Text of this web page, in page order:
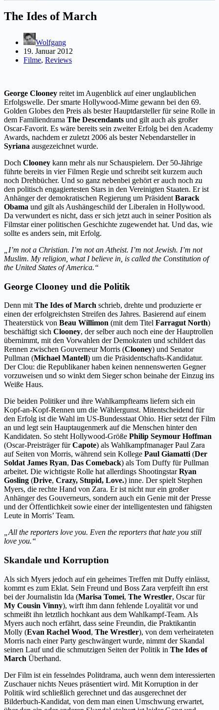
The Ides of March
Wolfgang
19. Januar 2012
Filme, Reviews
George Clooney reitet im Augenblick auf einer unglaublichen
Erfolgswelle. Der smarte Hollywood-Mime gewann bei den 69.
Golden Globes den Preis als bester Hauptdarsteller für seine Rolle in
dem Familiendrama The Descendants und gilt auch als großer
Oscar-Favorit. Es wäre bereits sein zweiter Erfolg bei den Academy
Awards, nachdem er zuletzt 2006 als bester Nebendarsteller in
Syriana ausgezeichnet wurde.
Doch Clooney kann mehr als nur Schauspielern. Der 50-Jährige
führte bereits in vier Filmen Regie und schreibt seit kurzem auch
noch Drehbücher. Und so ganz nebenbei gehört er auch noch zu
den politisch engagiertesten Stars in den Vereinigten Staaten. Er ist
Anhänger der demokratischen Regierung um Präsident Barack
Obama und gilt als Aushängeschild der Liberalen in Hollywood.
Da verwundert es nicht, dass er sich jetzt auch in seiner Position als
Filmstar einer politischen Geschichte zugewendet hat. Und das, wie
sollte es anders sein, mit Erfolg.
„I’m not a Christian. I’m not an Atheist. I’m not Jewish. I’m not
Muslim. My religion, what I believe in, is called the Constitution of
the United States of America.“
George Clooney und die Politik
Denn mit The Ides of March schrieb, drehte und produzierte er
einen der erfolgreichsten Streifen des Jahres. Basierend auf einem
Theaterstück von Beau Willimon (mit dem Titel Farragut North)
beschäftigt sich Clooney, der selber auch noch eine der Hauptrollen
übernimmt, mit den Vorwahlen der Demokraten und schildert das
Rennen zwischen Gouverneur Morris (Clooney) und Senator
Pullman (Michael Mantell) um die Präsidentschafts-Kandidatur.
Der Clou: die Republikaner haben keinen nennenswerten Gegner
vorzuweisen und so winkt dem Sieger schon beinahe der Einzug ins
Weiße Haus.
Die beiden Politiker und ihre Wahlkampfteams liefern sich ein
Kopf-an-Kopf-Rennen um die Wählergunst. Mitentscheidend für
den Erfolg ist die Wahl im US-Bundesstaat Ohio. Hier setzt der Film
an und legt sein Hauptaugenmerk auf die Menschen hinter den
Kandidaten. So steht Hollywood-Größe Philip Seymour Hoffman
(Oscar-Preisträger fürCapote) als Wahlkampfmanager Paul Zara
auf Seiten von Morris, während sein Kollege Paul Giamatti (Der
Soldat James Ryan, Das Comeback) als Tom Duffy für Pullman
arbeitet. Die wichtigste Rolle hat allerdings ShootingstarRyan
Gosling (Drive, Crazy, Stupid, Love.) inne. Der spielt Stephen
Myers, die rechte Hand von Zara. Er ist nicht nur ein großer
Anhänger des Gouverneurs, sondern auch ein Genie mit der Presse
und der Öffentlichkeit sowie einer der intelligentesten und fähigsten
Leute in Morris’ Team.
„All the reporters love you. Even the reporters that hate you still
love you.“
Skandale und Korruption
Als sich Myers jedoch auf ein geheimes Treffen mit Duffy einlässt,
kommt es zum Eklat. Sein Freund und Boss Zara verpfeift ihn erst
bei der Journalistin Ida (Marisa Tomei, The Wrestler, Oscar für
My Cousin Vinny), wirft ihm dann fehlende Loyalität vor und
schmeißt ihn letztlich hochkant aus dem Wahlkampf-Team. Als
Myers auch noch erfährt, dass seine Freundin, die Praktikantin
Molly (Evan Rachel Wood, The Wrestler), von dem verheirateten
Morris nach einer Party geschwängert wurde, nimmt der Skandal
seinen Lauf und die schmutzigen Seiten der Politik in The Ides of
March Überhand.
Der Film ist ein fesselndes Politdrama, auch wenn dem interessierten
Zuschauer nichts Neues präsentiert wird. Mit Korruption in der
Politik wird schließlich gerechnet und das ausgerechnet der
Bilderbuch-Kandidat, von dem man einen Umschwung erwartet,